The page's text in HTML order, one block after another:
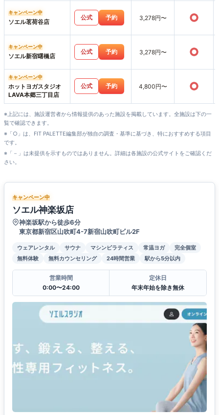
キャンペーン中
ソエル茗荷谷店
公式 予約 3,278円〜 ○
キャンペーン中
ソエル新宿曙橋店
公式 予約 3,278円〜 ○
キャンペーン中
ホットヨガスタジオ
LAVA本郷三丁目店
公式 予約 4,800円〜 ○
※上記には、施設運営者から情報提供のあった施設を掲載しています。全施設は下の一
覧で確認できます。
※「○」は、FIT PALETTE編集部が独自の調査・基準に基づき、特におすすめする項目
です。
※「－」は未提供を示すものではありません。詳細は各施設の公式サイトをご確認くだ
さい。
キャンペーン中
ソエル神楽坂店
神楽坂駅から徒歩6分
東京都新宿区山吹町4-7新宿山吹町ビル2F
ウェアレンタル サウナ マシンピラティス 常温ヨガ
完全個室
無料体験
無料カウンセリング 24時間営業 駅から5分以内
営業時間
0:00〜24:00
定休日
年末年始を除き無休